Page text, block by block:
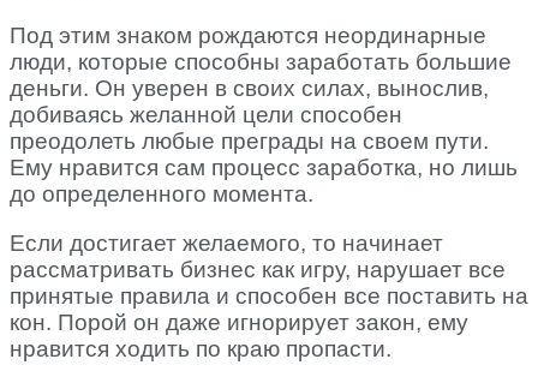
Под этим знаком рождаются неординарные
люди, которые способны заработать большие
деньги. Он уверен в своих силах, вынослив,
добиваясь желанной цели способен
преодолеть любые преграды на своем пути.
Ему нравится сам процесс заработка, но лишь
до определенного момента.
Если достигает желаемого, то начинает
рассматривать бизнес как игру, нарушает все
принятые правила и способен все поставить на
кон. Порой он даже игнорирует закон, ему
нравится ходить по краю пропасти.